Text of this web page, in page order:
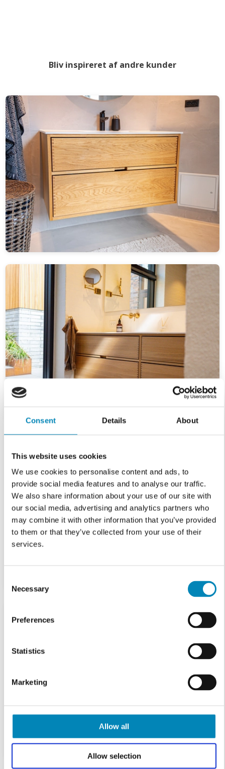
Consent Details About
This website uses cookies
We use cookies to personalise content and ads, to
provide social media features and to analyse our traffic.
We also share information about your use of our site with
our social media, advertising and analytics partners who
may combine it with other information that you’ve provided
to them or that they’ve collected from your use of their
services.
Selection
Necessary
Preferences
Statistics
Marketing
Allow all
Allow selection
Bliv inspireret af andre kunder